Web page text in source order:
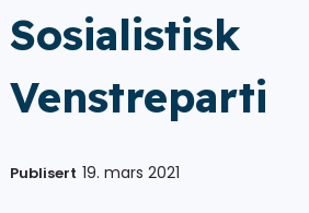
Sosialistisk
Venstreparti
Publisert 19. mars 2021